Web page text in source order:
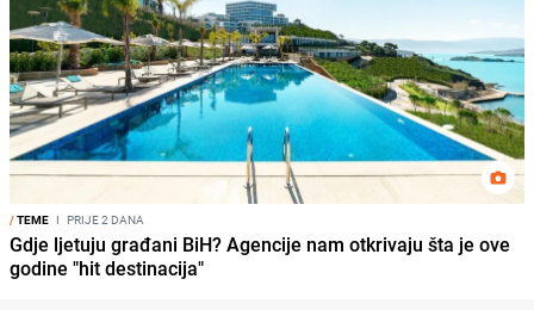
/TEME I PRIJE 2 DANA
Gdje ljetuju građani BiH? Agencije nam otkrivaju šta je ove
godine "hit destinacija"